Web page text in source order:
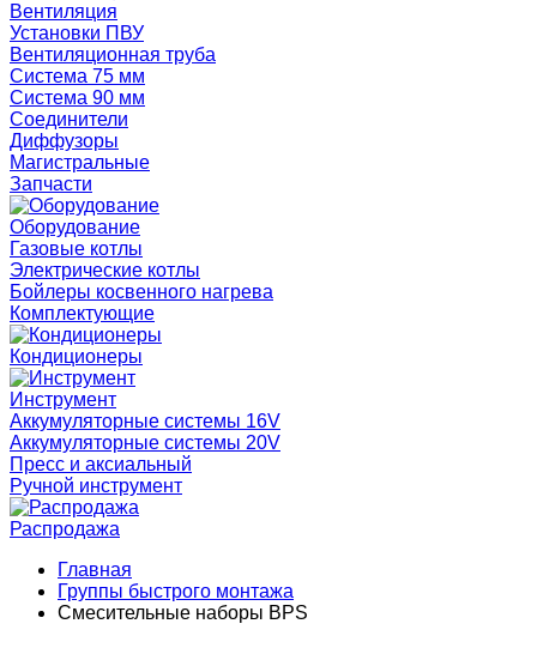
Вентиляция
Установки ПВУ
Вентиляционная труба
Система 75 мм
Система 90 мм
Соединители
Диффузоры
Магистральные
Запчасти
Оборудование
Газовые котлы
Электрические котлы
Бойлеры косвенного нагрева
Комплектующие
Кондиционеры
Инструмент
Аккумуляторные системы 16V
Аккумуляторные системы 20V
Пресс и аксиальный
Ручной инструмент
Распродажа
Главная
Группы быстрого монтажа
Смесительные наборы BPS